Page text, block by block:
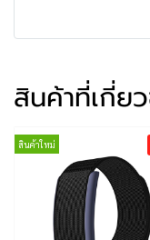
สินค้าที่เกี่ย
สินค้าใหม่